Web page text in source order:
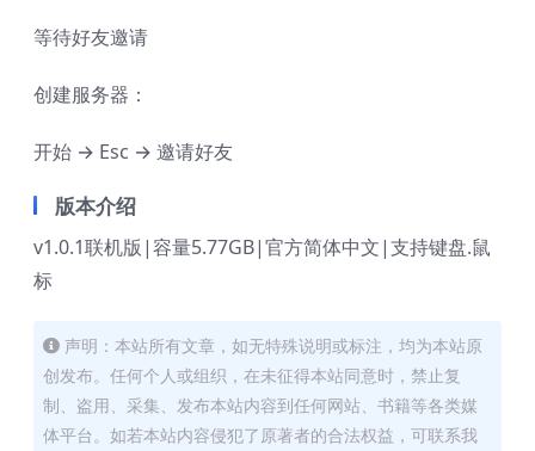
等待好友邀请
创建服务器：
开始 → Esc → 邀请好友
版本介绍
v1.0.1联机版|容量5.77GB|官方简体中文|支持键盘.鼠
标
声明：本站所有文章，如无特殊说明或标注，均为本站原
创发布。任何个人或组织，在未征得本站同意时，禁止复
制、盗用、采集、发布本站内容到任何网站、书籍等各类媒
体平台。如若本站内容侵犯了原著者的合法权益，可联系我